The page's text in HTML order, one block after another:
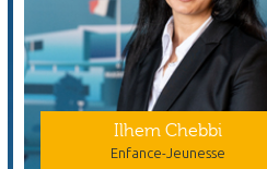
Ilhem Chebbi
Enfance-Jeunesse